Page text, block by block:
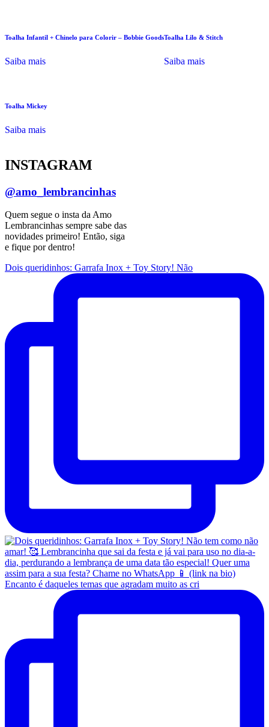
Toalha Infantil + Chinelo para Colorir – Bobbie Goods
Saiba mais
Toalha Lilo & Stitch
Saiba mais
Toalha Mickey
Saiba mais
INSTAGRAM
@amo_lembrancinhas
Quem segue o insta da Amo
Lembrancinhas sempre sabe das
novidades primeiro! Então, siga
e fique por dentro!
Dois queridinhos: Garrafa Inox + Toy Story! Não
Encanto é daqueles temas que agradam muito as cri